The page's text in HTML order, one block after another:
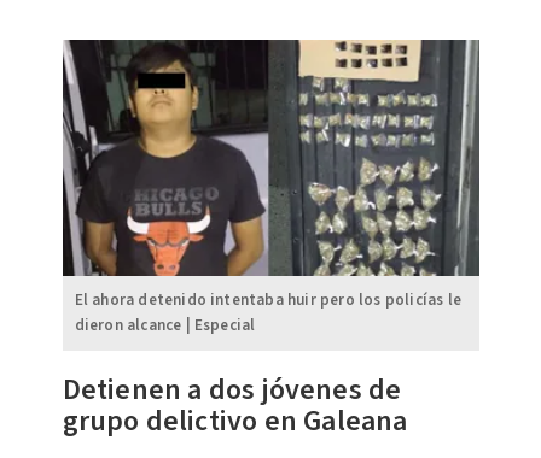
El ahora detenido intentaba huir pero los policías le
dieron alcance | Especial
Detienen a dos jóvenes de
grupo delictivo en Galeana